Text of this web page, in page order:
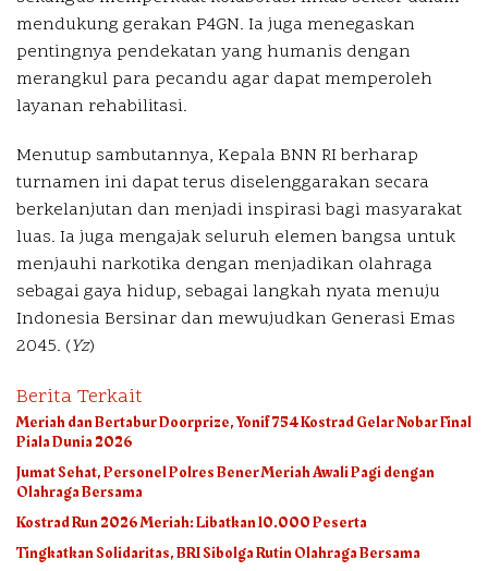
mendukung gerakan P4GN. Ia juga menegaskan
pentingnya pendekatan yang humanis dengan
merangkul para pecandu agar dapat memperoleh
layanan rehabilitasi.
Menutup sambutannya, Kepala BNN RI berharap
turnamen ini dapat terus diselenggarakan secara
berkelanjutan dan menjadi inspirasi bagi masyarakat
luas. Ia juga mengajak seluruh elemen bangsa untuk
menjauhi narkotika dengan menjadikan olahraga
sebagai gaya hidup, sebagai langkah nyata menuju
Indonesia Bersinar dan mewujudkan Generasi Emas
2045. (Yz)
Berita Terkait
Meriah dan Bertabur Doorprize, Yonif 754 Kostrad Gelar Nobar Final
Piala Dunia 2026
Jumat Sehat, Personel Polres Bener Meriah Awali Pagi dengan
Olahraga Bersama
Kostrad Run 2026 Meriah: Libatkan 10.000 Peserta
Tingkatkan Solidaritas, BRI Sibolga Rutin Olahraga Bersama